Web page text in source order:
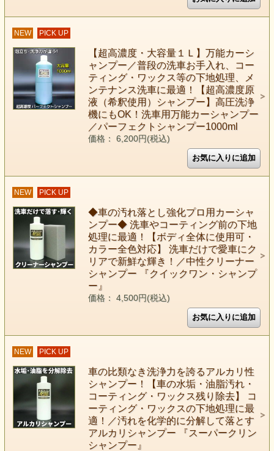
NEW PICK UP
【超高濃度・大容量１Ｌ】万能カーシ
ャンプー／普段の洗車お手入れ、コー
ティング・ワックス等の下地処理、メ
ンテナンス洗車に最適！【超高濃度原
液（希釈使用）シャンプー】高圧洗浄
機にもOK！洗車用万能カーシャンプー
／パーフェクトシャンプー1000ml
価格： 6,200円(税込)
NEW PICK UP
◆車の汚れ落とし強化プロ用カーシャ
ンプー◆ 洗車やコーティング前の下地
処理に最適！【ボディ全体に使用可・
カラー全色対応】 洗車だけで愛車にク
リアで新鮮な輝き！／中性クリーナー
シャンプー 『クイックワン・シャンプ
ー』
価格： 4,500円(税込)
NEW PICK UP
車の比類なき洗浄力を誇るアルカリ性
シャンプー！【車の水垢・油脂汚れ・
コーティング・ワックス残り除去】 コ
ーティング・ワックスの下地処理に最
適！／汚れを化学的に分解して落とす
アルカリシャンプー 『スーパークリン
シャンプー』